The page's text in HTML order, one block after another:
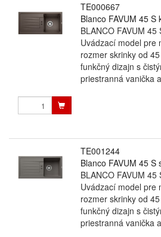
TE000667
Blanco FAVUM 45 S
BLANCO FAVUM
Uvádzací model pre
rozmer skrinky od
funkčný dizajn s
priestranná vanička
TE001244
Blanco FAVUM 45
BLANCO FAVUM
Uvádzací model pre
rozmer skrinky od
funkčný dizajn s
priestranná vanička